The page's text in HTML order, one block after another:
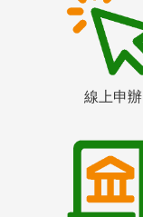
線上申辦